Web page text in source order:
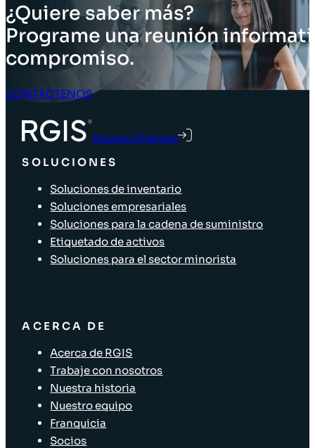
¿Quiere saber más?
Programe una reunión
compromiso.
CONTÁCTENOS
Acceso Clientes
SOLUCIONES
Soluciones de inventario
Soluciones empresariales
Soluciones para la cadena de suministro
Etiquetado de activos
Soluciones para el sector minorista
ACERCA DE
Acerca de RGIS
Trabaje con nosotros
Nuestra historia
Nuestro equipo
Franquicia
Socios